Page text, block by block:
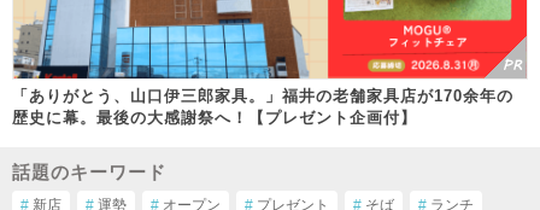
「ありがとう、山口伊三郎家具。」福井の老舗家具店が170余年の
歴史に幕。最後の大感謝祭へ！【プレゼント企画付】
話題のキーワード
# 新店 # 運勢 # オープン # プレゼント # そば # ランチ